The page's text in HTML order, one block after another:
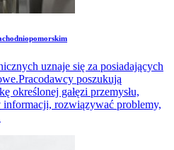
uznaje się za posiadających
poszukują
określonej gałęzi przemysłu,
informacji, rozwiązywać problemy,